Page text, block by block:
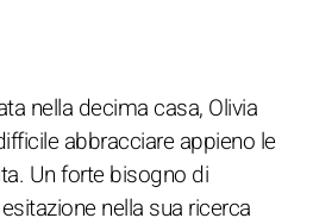
nella decima casa, Olivia
abbracciare appieno le
Un forte bisogno di
nella sua ricerca